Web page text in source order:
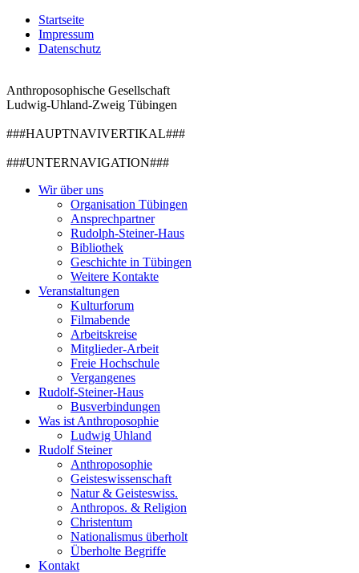
Startseite
Impressum
Datenschutz
Anthroposophische Gesellschaft
Ludwig-Uhland-Zweig Tübingen
###HAUPTNAVIVERTIKAL###
###UNTERNAVIGATION###
Wir über uns
Organisation Tübingen
Ansprechpartner
Rudolph-Steiner-Haus
Bibliothek
Geschichte in Tübingen
Weitere Kontakte
Veranstaltungen
Kulturforum
Filmabende
Arbeitskreise
Mitglieder-Arbeit
Freie Hochschule
Vergangenes
Rudolf-Steiner-Haus
Busverbindungen
Was ist Anthroposophie
Ludwig Uhland
Rudolf Steiner
Anthroposophie
Geisteswissenschaft
Natur & Geisteswiss.
Anthropos. & Religion
Christentum
Nationalismus überholt
Überholte Begriffe
Kontakt